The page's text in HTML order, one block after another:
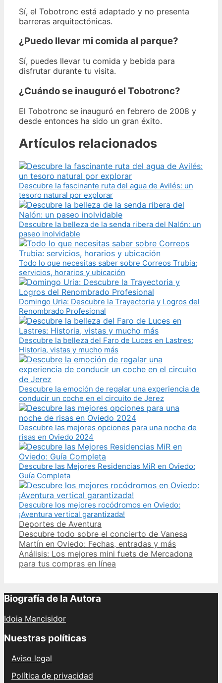
Sí, el Tobotronc está adaptado y no presenta
barreras arquitectónicas.
¿Puedo llevar mi comida al parque?
Sí, puedes llevar tu comida y bebida para
disfrutar durante tu visita.
¿Cuándo se inauguró el Tobotronc?
El Tobotronc se inauguró en febrero de 2008 y
desde entonces ha sido un gran éxito.
Artículos relacionados
Descubre la fascinante ruta del agua de Avilés: un
tesoro natural por explorar
Descubre la belleza de la senda ribera del Nalón: un
paseo inolvidable
Todo lo que necesitas saber sobre Correos Trubia:
servicios, horarios y ubicación
Domingo Uria: Descubre la Trayectoria y Logros del
Renombrado Profesional
Descubre la belleza del Faro de Luces en Lastres:
Historia, vistas y mucho más
Descubre la emoción de regalar una experiencia de
conducir un coche en el circuito de Jerez
Descubre las mejores opciones para una noche de
risas en Oviedo 2024
Descubre las Mejores Residencias MiR en Oviedo:
Guía Completa
Descubre los mejores rocódromos en Oviedo:
¡Aventura vertical garantizada!
Categories
Deportes de Aventura
Post
navigation
Descubre todo sobre el concierto de Vanesa
Martín en Oviedo: Fechas, entradas y más
Análisis: Los mejores mini fuets de Mercadona
para tus compras en línea
Biografía de la Autora
Idoia Mancisidor
Nuestras políticas
Aviso legal
Política de privacidad